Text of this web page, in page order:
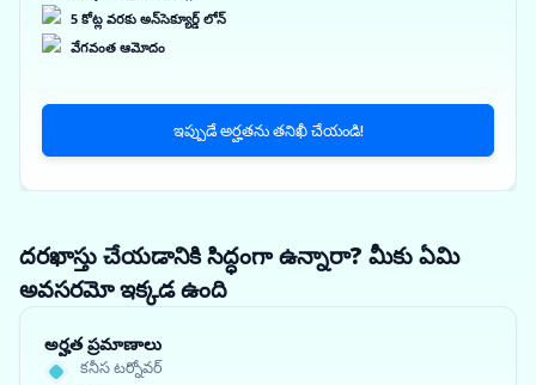
5 కోట్ల వరకు అన్‌సెక్యూర్డ్ లోన్
వేగవంత ఆమోదం
ఇప్పుడే అర్హతను తనిఖీ చేయండి!
దరఖాస్తు చేయడానికి సిద్ధంగా ఉన్నారా? మీకు ఏమి
అవసరమో ఇక్కడ ఉంది
అర్హత ప్రమాణాలు
కనీస టర్నోవర్